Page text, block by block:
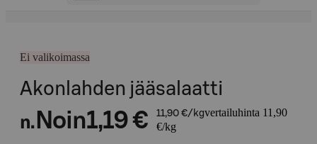
Ei valikoimassa
Akonlahden jääsalaatti
n. Noin1,19 € 11,90 €/kgvertailuhinta 11,90
€/kg